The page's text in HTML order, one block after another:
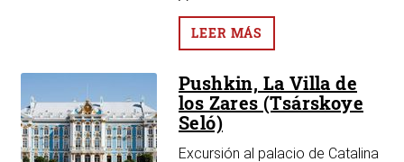
LEER MÁS
Pushkin, La Villa de
los Zares (Tsárskoye
Seló)
Excursión al palacio de Catalina